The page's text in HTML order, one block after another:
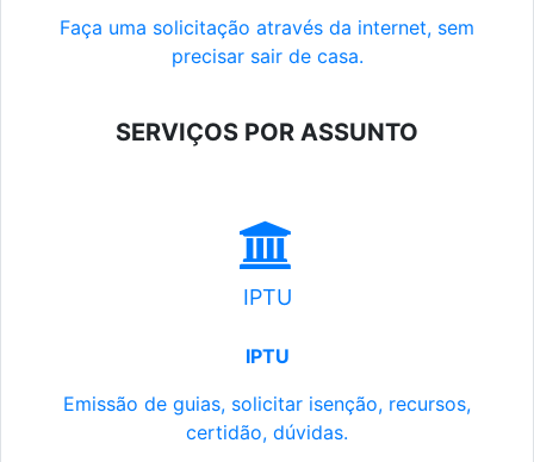
Faça uma solicitação através da internet, sem
precisar sair de casa.
SERVIÇOS POR ASSUNTO
IPTU
IPTU
Emissão de guias, solicitar isenção, recursos,
certidão, dúvidas.